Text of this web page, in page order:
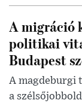
A migráció
politikai
Budapest
A magdeburgi
a